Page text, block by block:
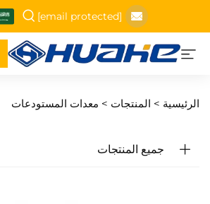
[email protected]
الرئيسية > المنتجات > معدات المستودعات
جميع المنتجات